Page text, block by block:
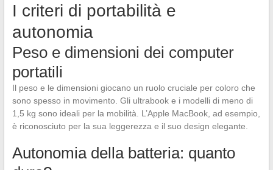
I criteri di portabilità e
autonomia
Peso e dimensioni dei computer
portatili
Il peso e le dimensioni giocano un ruolo cruciale per coloro che
sono spesso in movimento. Gli ultrabook e i modelli di meno di
1,5 kg sono ideali per la mobilità. L’Apple MacBook, ad esempio,
è riconosciuto per la sua leggerezza e il suo design elegante.
Autonomia della batteria: quanto